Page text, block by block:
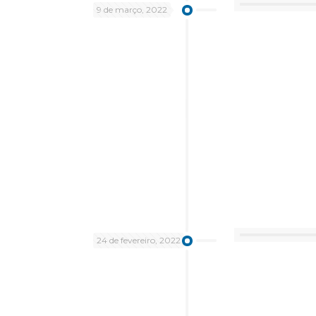
9 de março, 2022
24 de fevereiro, 2022